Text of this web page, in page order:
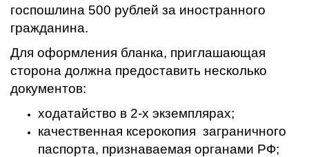
госпошлина 500 рублей за иностранного
гражданина.
Для оформления бланка, приглашающая
сторона должна предоставить несколько
документов:
ходатайство в 2-х экземплярах;
качественная ксерокопия заграничного
паспорта, признаваемая органами РФ;